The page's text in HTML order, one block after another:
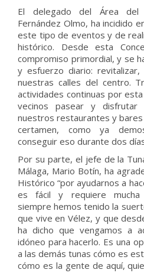
El delegado del Área del
Fernández Olmo, ha incidido
este tipo de eventos y de
histórico. Desde esta
compromiso primordial, y se
y esfuerzo diario:
nuestras calles del centro.
actividades continuas por
vecinos pasear y disfrutar
nuestros restaurantes y
certamen, como ya
conseguir eso durante dos
Por su parte, el jefe de la
Málaga, Mario Botín, ha
Histórico “por ayudarnos a
es fácil y requiere mucha
siempre hemos tenido la
que vive en Vélez, y que
ha dicho que vengamos a
idóneo para hacerlo. Es una
a las demás tunas cómo es
cómo es la gente de aquí,